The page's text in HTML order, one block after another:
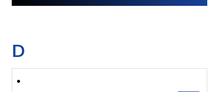
D